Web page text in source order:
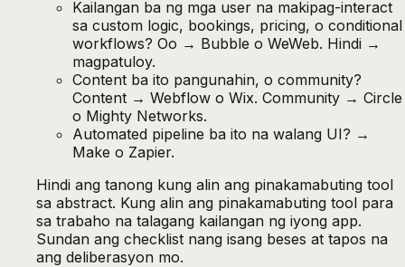
Kailangan ba ng mga user na makipag-interact
sa custom logic, bookings, pricing, o conditional
workflows? Oo → Bubble o WeWeb. Hindi →
magpatuloy.
Content ba ito pangunahin, o community?
Content → Webflow o Wix. Community → Circle
o Mighty Networks.
Automated pipeline ba ito na walang UI? →
Make o Zapier.
Hindi ang tanong kung alin ang pinakamabuting tool
sa abstract. Kung alin ang pinakamabuting tool para
sa trabaho na talagang kailangan ng iyong app.
Sundan ang checklist nang isang beses at tapos na
ang deliberasyon mo.